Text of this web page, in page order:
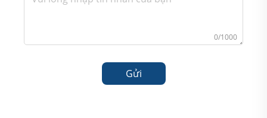
0/1000
Gửi